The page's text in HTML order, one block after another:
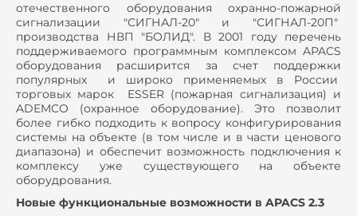
отечественного оборудования охранно-пожарной
сигнализации "СИГНАЛ-20" и "СИГНАЛ-20П"
производства НВП "БОЛИД". В 2001 году перечень
поддерживаемого программным комплексом APACS
оборудования расширится за счет поддержки
популярных и широко применяемых в России
торговых марок ESSER (пожарная сигнализация) и
ADEMCO (охранное оборудование). Это позволит
более гибко подходить к вопросу конфигурирования
системы на объекте (в том числе и в части ценового
диапазона) и обеспечит возможность подключения к
комплексу уже существующего на объекте
оборудрования.
Новые функциональные возможности в APACS 2.3